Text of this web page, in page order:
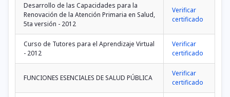
Desarrollo de las Capacidades para la
Renovación de la Atención Primaria en Salud,
5ta versión - 2012
Verificar
certificado
Curso de Tutores para el Aprendizaje Virtual
- 2012
Verificar
certificado
FUNCIONES ESENCIALES DE SALUD PÚBLICA
Verificar
certificado